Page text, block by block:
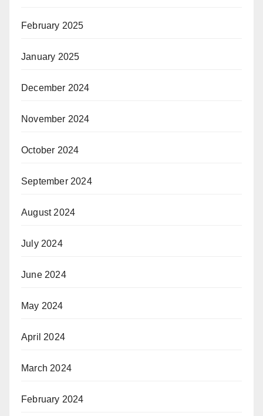
February 2025
January 2025
December 2024
November 2024
October 2024
September 2024
August 2024
July 2024
June 2024
May 2024
April 2024
March 2024
February 2024